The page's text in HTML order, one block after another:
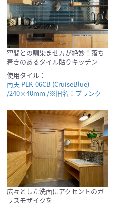
空間との馴染ませ方が絶妙！落ち
着きのあるタイル貼りキッチン
使用タイル：
南天 PLK-06CB (CruiseBlue)
/240×40mm /※旧名：プランク
広々とした洗面にアクセントのガ
ラスモザイクを